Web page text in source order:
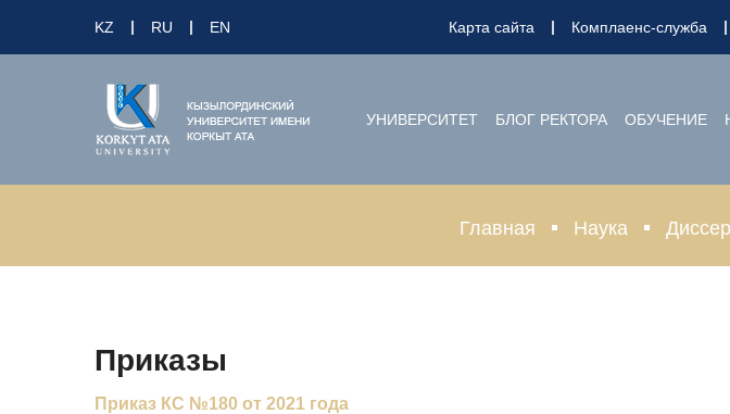
KZ RU EN Карта сайта Комплаенс-служба
УНИВЕРСИТЕТ БЛОГ РЕКТОРА ОБУЧЕНИЕ
Главная Наука
Приказы
Приказ КС №180 от 2021 года